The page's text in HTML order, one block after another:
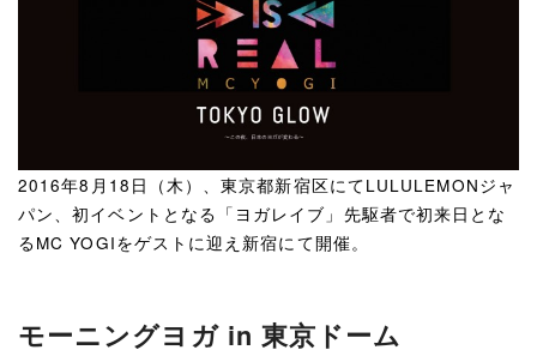
2016年8月18日（木）、東京都新宿区にてLULULEMONジャ
パン、初イベントとなる「ヨガレイブ」先駆者で初来日とな
るMC YOGIをゲストに迎え新宿にて開催。
モーニングヨガ in 東京ドーム